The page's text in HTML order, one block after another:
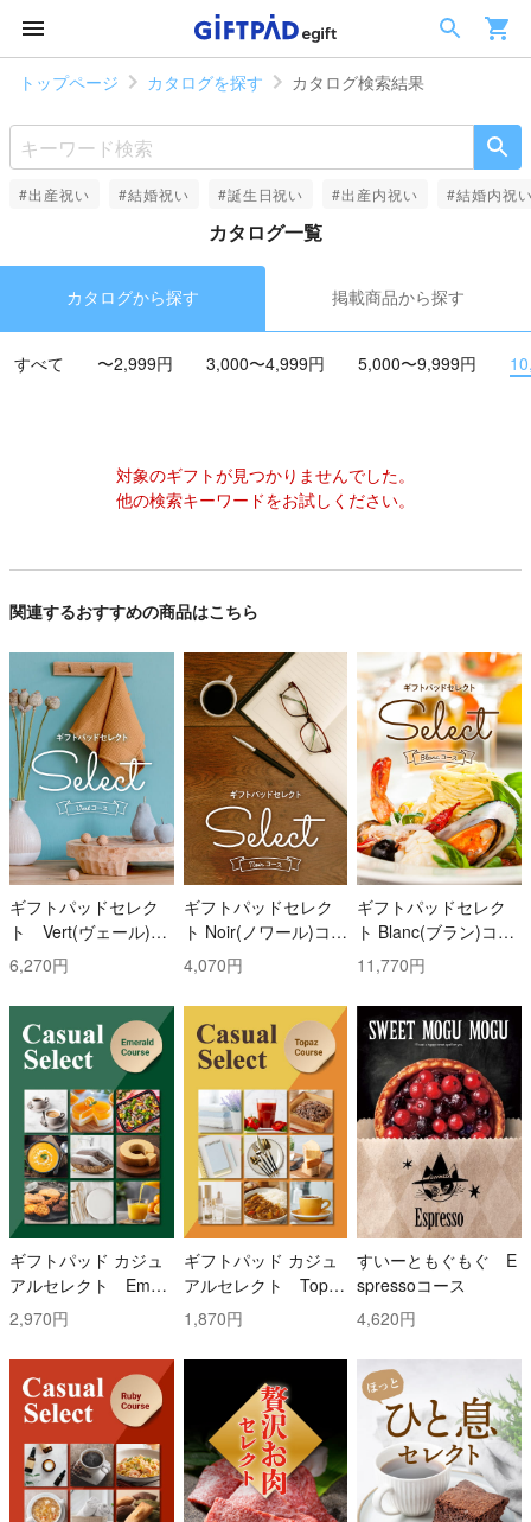
トップページ カタログを探す カタログ検索結果
#出産祝い #結婚祝い #誕生日祝い #出産内祝い #結婚内祝
カタログ一覧
カタログから探す 掲載商品から探す
すべて 〜2,999円 3,000〜4,999円 5,000〜9,999円
対象のギフトが見つかりませんでした。
他の検索キーワードをお試しください。
関連するおすすめの商品はこちら
ギフトパッドセレク
ト Vert(ヴェール)コ
ース
6,270円
ギフトパッドセレク
ト Noir(ノワール)コー
ス
4,070円
ギフトパッドセレク
ト Blanc(ブラン)コー
ス
11,770円
ギフトパッド カジュ
アルセレクト Emer
ald(エメラルド)コー
ス
2,970円
ギフトパッド カジュ
アルセレクト Topaz
(トパーズ)コース
1,870円
すいーともぐもぐ E
spressoコース
4,620円